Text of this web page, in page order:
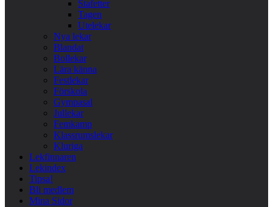
Stafetter
Tagen
Utelekar
Nya lekar
Blandat
Bollekar
Lära känna
Festlekar
Förskola
Gympasal
Jullekar
Femkamp
Klassrumslekar
Kluriga
Lekfinnaren
Lekindex
Tipsa!
Bli medlem
Mina Sidor